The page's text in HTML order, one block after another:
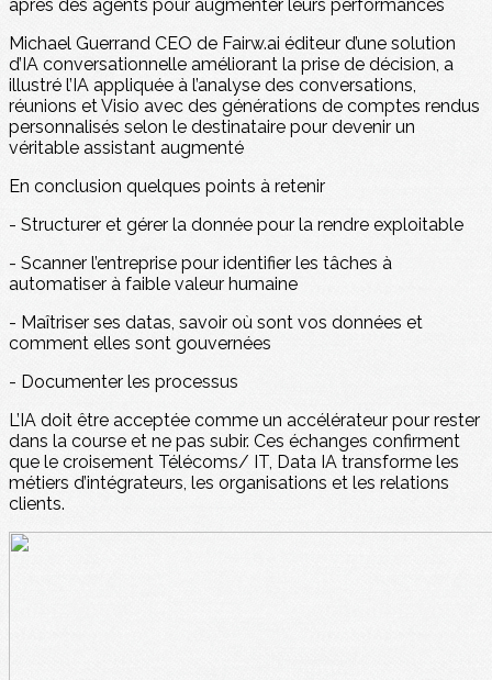
après des agents pour augmenter leurs performances
Michael Guerrand CEO de Fairw.ai éditeur d’une solution
d’IA conversationnelle améliorant la prise de décision, a
illustré l’IA appliquée à l’analyse des conversations,
réunions et Visio avec des générations de comptes rendus
personnalisés selon le destinataire pour devenir un
véritable assistant augmenté
En conclusion quelques points à retenir
- Structurer et gérer la donnée pour la rendre exploitable
- Scanner l’entreprise pour identifier les tâches à
automatiser à faible valeur humaine
- Maîtriser ses datas, savoir où sont vos données et
comment elles sont gouvernées
- Documenter les processus
L’IA doit être acceptée comme un accélérateur pour rester
dans la course et ne pas subir. Ces échanges confirment
que le croisement Télécoms/ IT, Data IA transforme les
métiers d’intégrateurs, les organisations et les relations
clients.